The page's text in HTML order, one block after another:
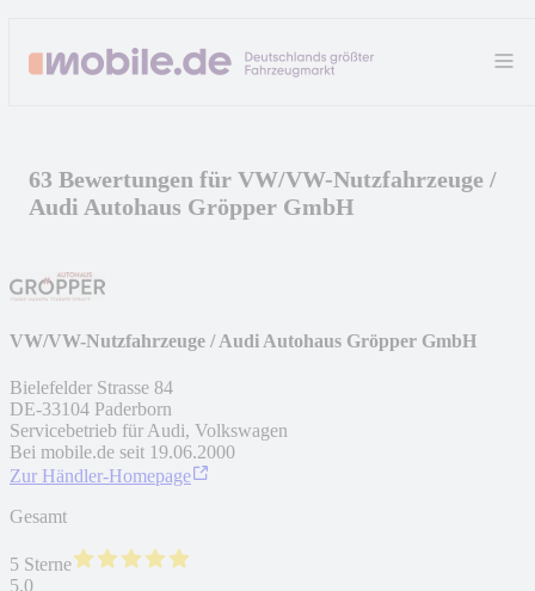
63 Bewertungen für VW/VW-Nutzfahrzeuge /
Audi Autohaus Gröpper GmbH
VW/VW-Nutzfahrzeuge / Audi Autohaus Gröpper GmbH
Bielefelder Strasse 84
DE-33104 Paderborn
Servicebetrieb für Audi, Volkswagen
Bei mobile.de seit 19.06.2000
Zur Händler-Homepage
Gesamt
5 Sterne
5,0